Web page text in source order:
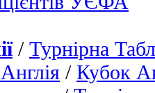
/ Турнірна
/ Кубок